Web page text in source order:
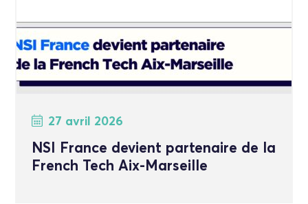
27 avril 2026
NSI France devient partenaire de la
French Tech Aix-Marseille